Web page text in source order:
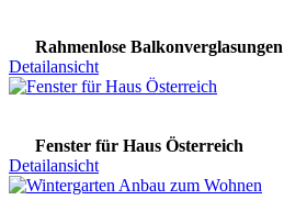
Rahmenlose
Detailansicht
Fenster für Haus Österreich
Detailansicht